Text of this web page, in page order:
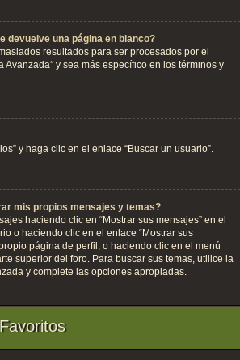
devuelve una página en blanco?
resultados para ser procesados por el
Avanzada” y sea más específico en los términos y
y haga clic en el enlace “Buscar un usuario”.
mis propios mensajes y temas?
haciendo clic en “Mostrar sus mensajes” en el
o haciendo clic en el enlace “Mostrar sus
página de perfil, o haciendo clic en el menú
superior del foro. Para buscar sus temas, utilice la
y complete las opciones apropiadas.